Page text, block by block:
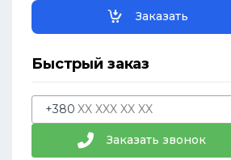
Заказать
Быстрый заказ
+380
Заказать звонок